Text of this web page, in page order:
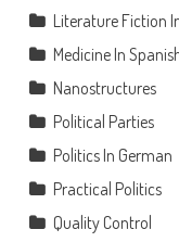
Literature Fiction
Medicine In
Nanostructures
Political Parties
Politics In German
Practical Politics
Quality Control